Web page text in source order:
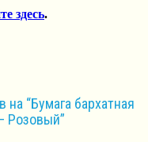
здесь.
“Бумага бархатная
Розовый”